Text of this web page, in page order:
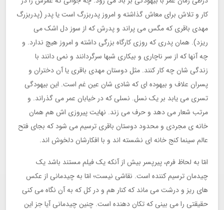
کار و تلاش برای معاش گذاشته و امروز پدربزرگ است یا پدر (پدربزرگ
مهدی باقری که مگس می پراند و پدرش که از سوز دل اشک می
ریزد). همان پدری که روزی کارگاه بزرگی داشته و امروز هیچ ندارد. و
چه آنها که از سر ناچاری و بیکاری شبها سرگردانند و نمی دانند با
زندگی شان چه کار کنند. مثل دوستان مهدی باقری یا آن دختران و
پسران علاف و بیهوده ای که شادی شان عین غم است. این بیهودگی
تسری می یابد بر یک نسل. نسلی که در خیابان عمر می گذراند. و
مرتب شعار می دهد و حرف می زند. نهایت پیروزی اش هم همان
خانه ی مجردی و محدود دوستان باقری ترسیم می شود که بجای فتح
عالم سینما کنج خانه ای نشسته اند و با افکارشان دلخوش اند.
امّا به لحاظ فرم، پیرپسر بیش از آنکه یک فیلم مستند باشد یک
چیدمان ترسیم کننده است. نقاشی نیست؛ امّا به چیدمانی از عکس
های ریز و درشت می ماند که کنار هم و در کل که به آن نگاه می کنی
حقیقتی را می بینی که تکان دهنده است. چنین چیدمانی آیا جز این